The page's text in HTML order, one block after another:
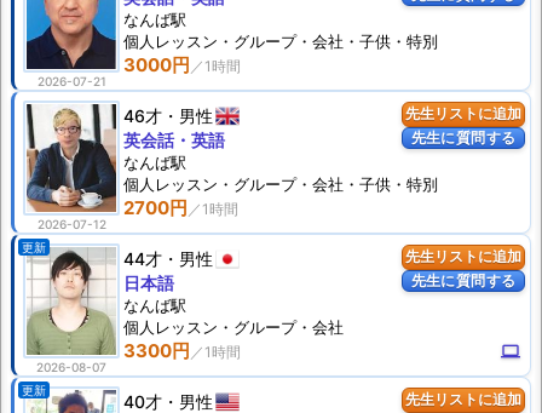
2026-07-21
3000円
なんば駅
個人 レッスン ・グループ・会社・子供・特別
先生リストに追加
先生に質問する
2026-07-12
46才 男性
2700円
英会話・英語
なんば駅
個人 レッスン ・グループ・会社・子供・特別
先生リストに追加
先生に質問する
更新
2026-08-07
44才 男性
3300円 computer
日本語
なんば駅
個人 レッスン ・グループ・会社
先生リストに追加
更新
40才 男性